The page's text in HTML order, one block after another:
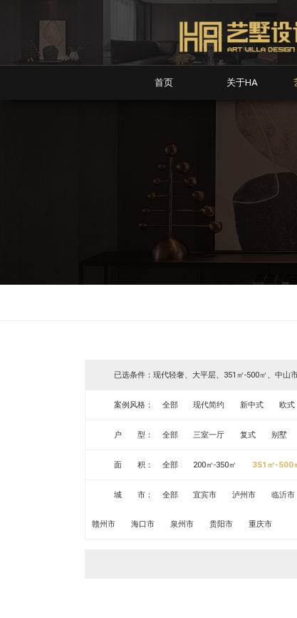
首页 关于HA
已选条件：现代轻奢、大平层、351㎡-500㎡、中山
案例风格： 全部 现代简约 新中式 欧式
户 型： 全部 三室一厅 复式 别墅
面 积： 全部 200㎡-350㎡ 351㎡-500
城 市： 全部 宜宾市 泸州市 临沂市
赣州市 海口市 泉州市 贵阳市 重庆市